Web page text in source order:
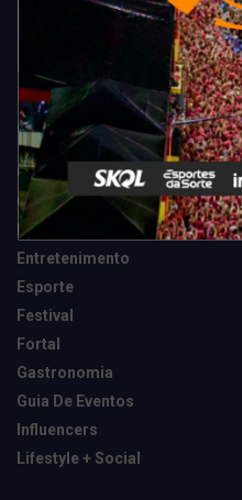
Categorias
Camarote Vip Junino
Cidade
Destaques
Entretenimento
Esporte
Festival
Fortal
Gastronomia
Guia De Eventos
Influencers
Lifestyle + Social